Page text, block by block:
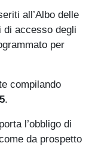
all’Albo delle
di accesso degli
per
compilando
.
l’obbligo di
da prospetto